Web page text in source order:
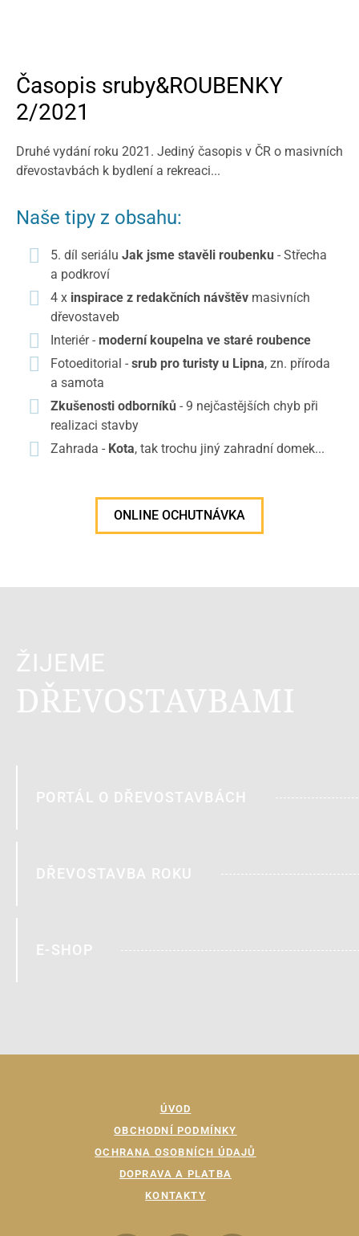
Časopis sruby&ROUBENKY
2/2021
Druhé vydání roku 2021. Jediný časopis v ČR o masivních
dřevostavbách k bydlení a rekreaci...
Naše tipy z obsahu:
5. díl seriálu Jak jsme stavěli roubenku - Střecha
a podkroví
4 x inspirace z redakčních návštěv masivních
dřevostaveb
Interiér - moderní koupelna ve staré roubence
Fotoeditorial - srub pro turisty u Lipna, zn. příroda
a samota
Zkušenosti odborníků - 9 nejčastějších chyb při
realizaci stavby
Zahrada - Kota, tak trochu jiný zahradní domek...
ONLINE OCHUTNÁVKA
ŽIJEME
DŘEVOSTAVBAMI
PORTÁL O DŘEVOSTAVBÁCH
DŘEVOSTAVBA ROKU
E-SHOP
ÚVOD
OBCHODNÍ PODMÍNKY
OCHRANA OSOBNÍCH ÚDAJŮ
DOPRAVA A PLATBA
KONTAKTY